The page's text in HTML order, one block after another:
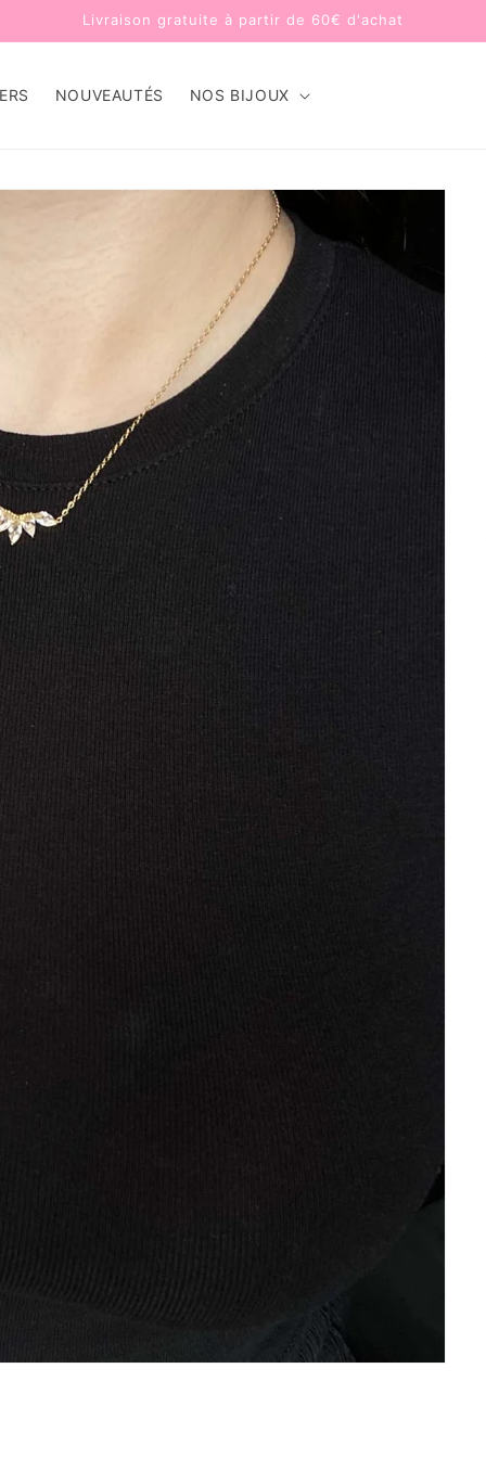
Livraison gratuite à partir de 60€ d'achat
NOUVEAUTÉS NOS BIJOUX